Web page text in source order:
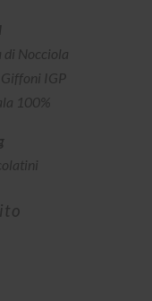
di Nocciola
Giffoni IGP
100%